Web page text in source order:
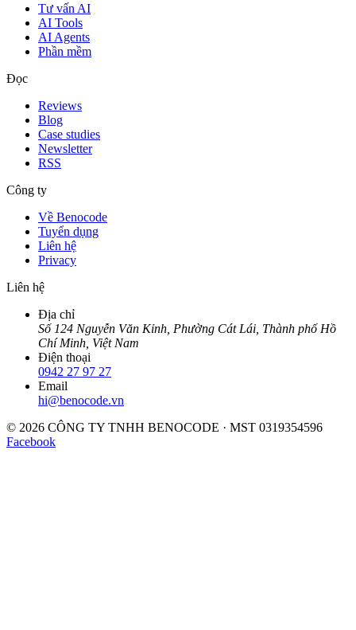
Tư vấn AI
AI Tools
AI Agents
Phần mềm
Đọc
Reviews
Blog
Case studies
Newsletter
RSS
Công ty
Về Benocode
Tuyển dụng
Liên hệ
Privacy
Liên hệ
Địa chỉ
Số 124 Nguyễn Văn Kỉnh, Phường Cát Lái, Thành phố Hồ
Chí Minh, Việt Nam
Điện thoại
0942 27 97 27
Email
hi@benocode.vn
© 2026 CÔNG TY TNHH BENOCODE · MST 0319354596
Facebook